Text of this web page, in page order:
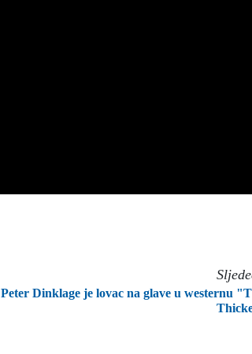
Peter Dinklage je lovac na glave u westernu